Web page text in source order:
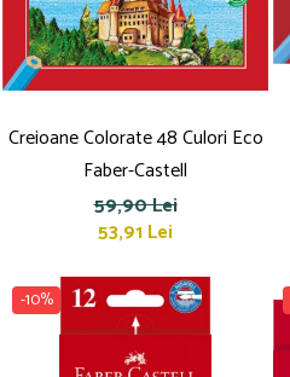
Culori în ulei
Pensule
Plastilină
Tempera și Guașe
Tăiere și lipire
Creioane Colorate 48 Culori Eco
Faber-Castell
59,90 Lei
53,91 Lei
-10%